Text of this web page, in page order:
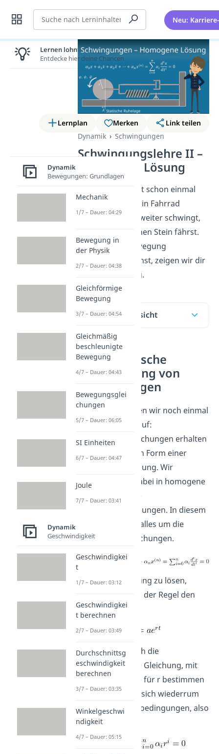
Suche Neu:
Lernplan Merken
Link teilen
Dynamik
Schwingungen
Schwingungslehre II –
Homogene Lösung
Du hast bestimmt schon einmal
bemerkt, dass dein Fahrrad
manchmal noch weiter schwingt,
wenn du über einen Stein fährst.
Wie du diese Bewegung
beschreiben kannst, zeigen wir dir
in diesem Beitrag.
Inhaltsübersicht
Mathematische
Beschreibung von
Schwingungen
Zu Beginn frischen wir noch einmal
die Grundlagen auf:
Schwingungsgleichungen erhalten
wir in der Regel in Form einer
Differentialgleichung. Wir
unterscheiden dabei in homogene
und inhomogene
Differentialgleichungen. In diesem
Video dreht sich alles um die
homogenen Gleichungen.
Um diese Gleichung zu lösen,
verwenden wir in der Regel den
Ansatz:
Daraus ergibt sich die
charakteristische Gleichung, mit
der wir die Werte für r bestimmen
können. A ergibt sich wiederrum
aus den Anfangsbedingungen, also
t gleich Null.
Lernen lohnt sich!
Entdecke hier deine Chancen.
Dynamik
Bewegungen: Grundlagen
Mechanik
1/7 – Dauer: 04:29
Bewegung in
der Physik
2/7 – Dauer: 04:38
Gleichförmige
Bewegung
3/7 – Dauer: 04:54
Gleichmäßig
beschleunigte
Bewegung
4/7 – Dauer: 04:43
Bewegungsglei
chungen
5/7 – Dauer: 06:05
SI Einheiten
6/7 – Dauer: 04:47
Joule
7/7 – Dauer: 03:41
Dynamik
Geschwindigkeit
Geschwindigkei
t
1/7 – Dauer: 03:12
Geschwindigkei
t berechnen
2/7 – Dauer: 03:49
Durchschnittsg
eschwindigkeit
berechnen
3/7 – Dauer: 03:35
Winkelgeschwi
ndigkeit
4/7 – Dauer: 05:15